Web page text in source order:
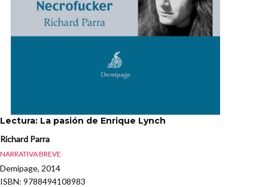
Lectura: La pasión de Enrique Lynch
Richard Parra
NARRATIVA BREVE
Demipage, 2014
ISBN: 9788494108983